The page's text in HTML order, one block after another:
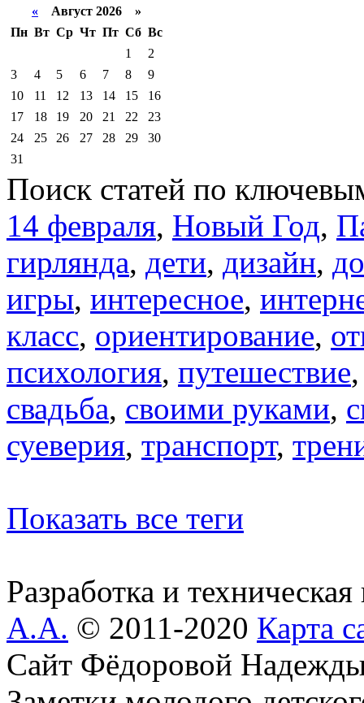
« Август 2026 »
Пн Вт Ср Чт Пт Сб Вс
1
2
3
4 5 6 7 8
9
10
11 12 13 14 15
16
17
18 19 20 21 22
23
24
25 26 27 28 29
30
31
Поиск статей по
14 февраля, Новый Год,
гирлянда, дети, дизайн,
игры, интересное,
класс, ориентирование,
психология, путешествие
свадьба, своими руками,
суеверия, транспорт,
Показать все теги
Разработка и
А.А. © 2011-2020 Карта
Сайт Фёдоровой